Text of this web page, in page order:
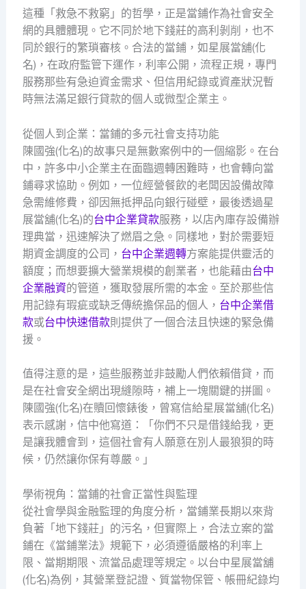
這種「救急不救窮」的哲學，正是當鋪作為社會安全
網的具體體現。它不同於地下錢莊的高利剝削，也不
同於銀行的繁瑣審核。合法的當鋪，如星展當舖(化
名)，在政府監管下運作，利率公開，流程正規，專門
服務那些有急迫資金需求、但信用紀錄或資產狀況暫
時無法滿足銀行貸款的個人或微型企業主。
從個人到企業：當鋪的多元社會支持功能
陳國強(化名)的故事只是無數案例中的一個縮影。在台
中，許多中小企業主在面臨週轉困難時，也會轉向當
鋪尋求協助。例如，一位經營餐飲的老闆因設備故障
急需維修費，卻因無抵押品向銀行碰壁，最後透過星
展當舖(化名)的台中企業貸款服務，以店內庫存設備辦
理典當，迅速解決了燃眉之急。同樣地，對於需要短
期資金調度的公司， 台中企業週轉方案能提供靈活的
額度；而想要擴大營業規模的創業者，也能藉由台中
企業融資的管道，獲取發展所需的本金。至於那些信
用記錄有瑕疵或缺乏傳統擔保品的個人， 台中企業借
款或台中快速借款則提供了一個合法且快速的緊急備
援。
值得注意的是，這些服務並非鼓勵人們依賴借貸，而
是在社會安全網出現縫隙時，補上一塊關鍵的拼圖。
陳國強(化名)在贖回懷錶後，曾寫信給星展當舖(化名)
表示感謝，信中他寫道：「你們不只是借錢給我，更
是讓我體會到，這個社會有人願意在別人最狼狽的時
候，仍然讓你保有尊嚴。」
學術視角：當鋪的社會正當性與監理
從社會學與金融監理的角度分析，當鋪業長期以來背
負著「地下錢莊」的污名，但實際上，合法立案的當
鋪在《當鋪業法》規範下，必須遵循嚴格的利率上
限、當期期限、流當品處理等規定。以台中星展當舖
(化名)為例，其營業登記證、質當物保管、帳冊紀錄均